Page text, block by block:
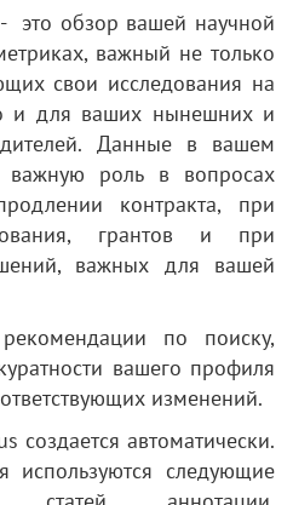
это обзор вашей научной
важный не только
свои исследования на
и для ваших нынешних и
Данные в вашем
важную роль в вопросах
контракта, при
грантов и при
важных для вашей
по поиску,
вашего профиля
изменений.
создается автоматически.
следующие